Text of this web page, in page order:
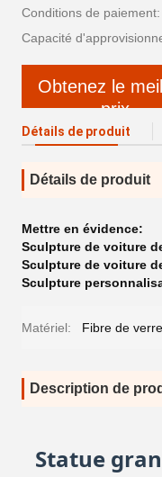
Conditions de
Capacité
Obtenez le
prix
Détails de produit
Détails de produit
Mettre en évidence:
Sculpture de voiture
Sculpture de voiture
Sculpture
Matériel: Fibre de
Description de
Statue